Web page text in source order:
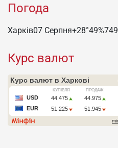
Погода
Харків07 Серпня+28°49%749
Курс валют